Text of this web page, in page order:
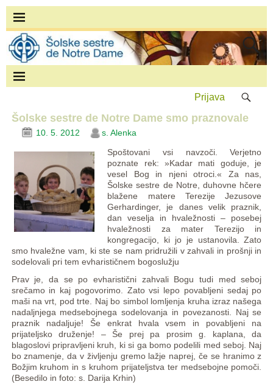
Prijava
Šolske sestre de Notre Dame smo praznovale
10. 5. 2012
s. Alenka
Spoštovani vsi navzoči. Verjetno
poznate rek: »Kadar mati goduje, je
vesel Bog in njeni otroci.« Za nas,
Šolske sestre de Notre, duhovne hčere
blažene matere Terezije Jezusove
Gerhardinger, je danes velik praznik,
dan veselja in hvaležnosti – posebej
hvaležnosti za mater Terezijo in
kongregacijo, ki jo je ustanovila. Zato
smo hvaležne vam, ki ste se nam pridružili v zahvali in prošnji in
sodelovali pri tem evharističnem bogoslužju
Prav je, da se po evharistični zahvali Bogu tudi med seboj
srečamo in kaj pogovorimo. Zato vsi lepo povabljeni sedaj po
maši na vrt, pod trte. Naj bo simbol lomljenja kruha izraz našega
nadaljnjega medsebojnega sodelovanja in povezanosti. Naj se
praznik nadaljuje! Še enkrat hvala vsem in povabljeni na
prijateljsko druženje! – Še prej pa prosim g. kaplana, da
blagoslovi pripravljeni kruh, ki si ga bomo podelili med seboj. Naj
bo znamenje, da v življenju gremo lažje naprej, če se hranimo z
Božjim kruhom in s kruhom prijateljstva ter medsebojne pomoči.
(Besedilo in foto: s. Darija Krhin)